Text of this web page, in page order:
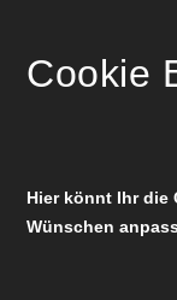
Cookie
Hier könnt Ihr die
Wünschen